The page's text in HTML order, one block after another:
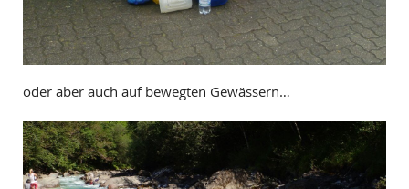
oder aber auch auf bewegten Gewässern…